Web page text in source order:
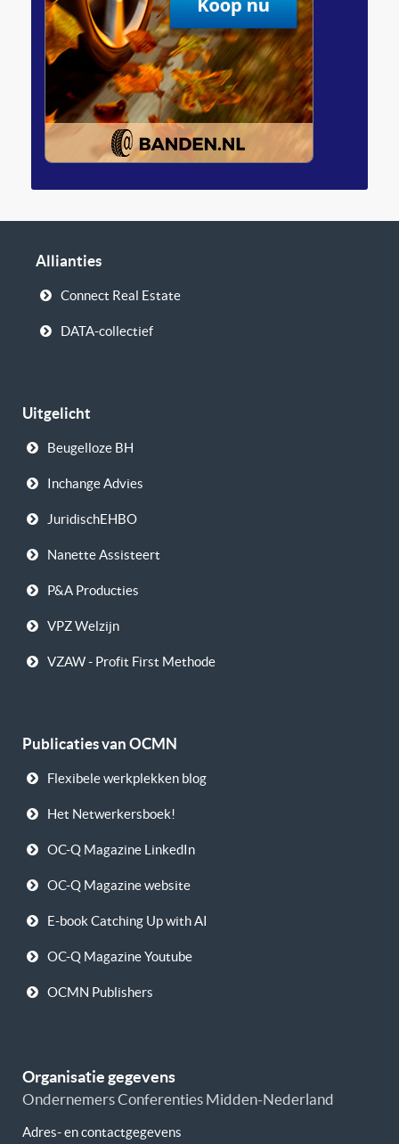
Allianties
Connect Real Estate
DATA-collectief
Uitgelicht
Beugelloze BH
Inchange Advies
JuridischEHBO
Nanette Assisteert
P&A Producties
VPZ Welzijn
VZAW - Profit First Methode
Publicaties van OCMN
Flexibele werkplekken blog
Het Netwerkersboek!
OC-Q Magazine LinkedIn
OC-Q Magazine website
E-book Catching Up with AI
OC-Q Magazine Youtube
OCMN Publishers
Organisatie gegevens
Ondernemers Conferenties Midden-Nederland
Adres- en contactgegevens